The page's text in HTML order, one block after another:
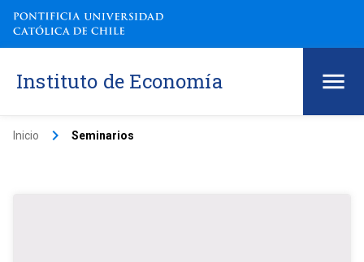
Instituto de Economía
Inicio keyboard_arrow_right Seminarios